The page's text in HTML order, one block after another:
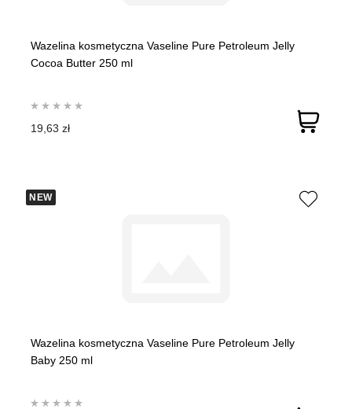
Wazelina kosmetyczna Vaseline Pure Petroleum Jelly
Cocoa Butter 250 ml
19,63 zł
NEW
Wazelina kosmetyczna Vaseline Pure Petroleum Jelly
Baby 250 ml